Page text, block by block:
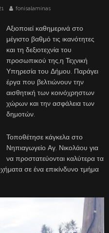
fonisalaminas
Αξιοποιεί καθημερινά στο
μέγιστο βαθμό τις ικανότητες
και τη δεξιοτεχνία του
προσωπικού της,η Τεχνική
Υπηρεσία του Δήμου. Παράγει
έργα που βελτιώνουν την
αισθητική των κοινόχρηστων
χώρων και την ασφάλεια των
δημοτών.
Τοποθέτησε κάγκελα στο
Νηπιαγωγείο Αγ. Νικολάου για
να προστατεύονται καλύτερα τα
σε ένα επικίνδυνο τμήμα